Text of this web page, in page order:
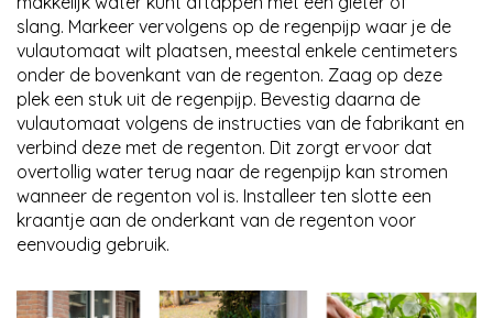
slang. Markeer vervolgens op de regenpijp waar je de
vulautomaat wilt plaatsen, meestal enkele centimeters
onder de bovenkant van de regenton. Zaag op deze
plek een stuk uit de regenpijp. Bevestig daarna de
vulautomaat volgens de instructies van de fabrikant en
verbind deze met de regenton. Dit zorgt ervoor dat
overtollig water terug naar de regenpijp kan stromen
wanneer de regenton vol is. Installeer ten slotte een
kraantje aan de onderkant van de regenton voor
eenvoudig gebruik.